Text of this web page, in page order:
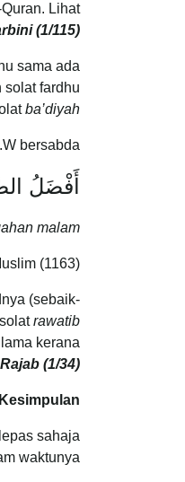
Lihat
(1/115)
sama ada
solat fardhu
ba’diyah
bersabda:
أَفْضَلُ
malam
(1163)
(sebaik-
rawatib
kerana
(1/34)
Kesimpulan
sahaja
waktunya.